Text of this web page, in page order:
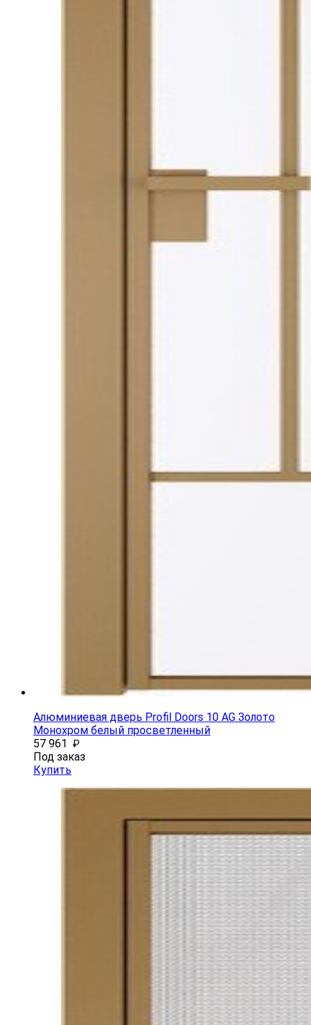
Алюминиевая дверь Profil Doors 10 AG Золото
Монохром белый просветленный
57 961
₽
Под заказ
Купить